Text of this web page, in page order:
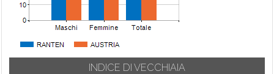
INDICE DI VECCHIAIA